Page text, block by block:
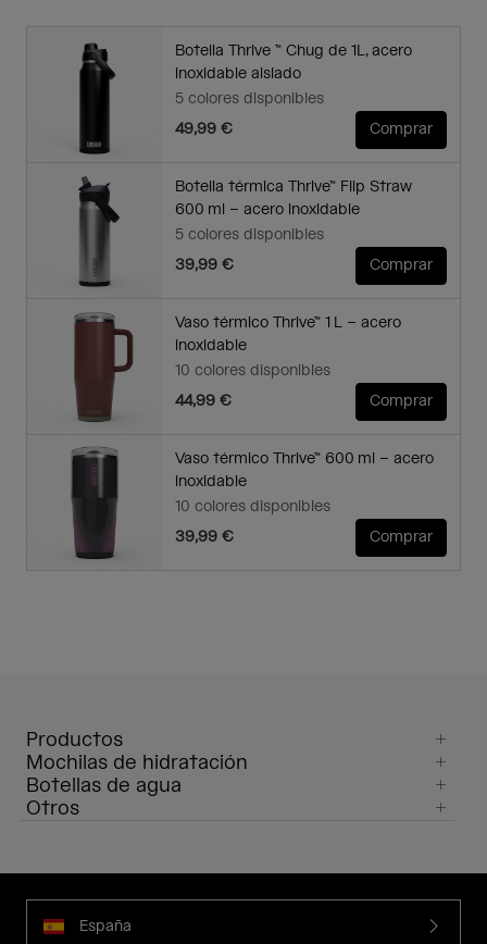
Botella Thrive ™ Chug de 1L, acero
inoxidable aislado
5 colores disponibles
49,99 €
Comprar
Botella térmica Thrive™ Flip Straw
600 ml – acero inoxidable
5 colores disponibles
39,99 €
Comprar
Vaso térmico Thrive™ 1 L – acero
inoxidable
10 colores disponibles
44,99 €
Comprar
Vaso térmico Thrive™ 600 ml – acero
inoxidable
10 colores disponibles
39,99 €
Comprar
Productos
Mochilas de hidratación
Botellas de agua
Otros
España